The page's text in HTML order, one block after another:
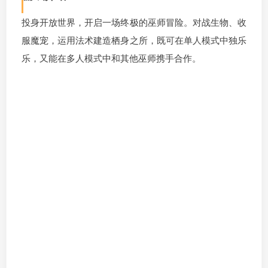
投身开放世界，开启一场终极的巫师冒险。对战生物、收
服魔宠，运用法术建造栖身之所，既可在单人模式中独乐
乐，又能在多人模式中和其他巫师携手合作。